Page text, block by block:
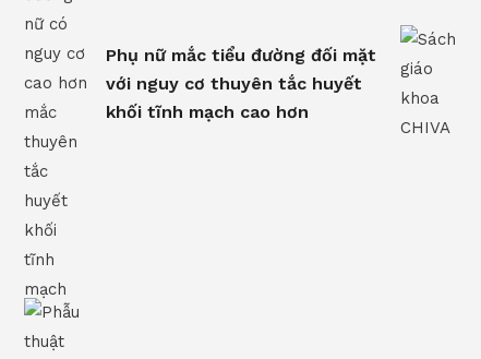
Phụ nữ mắc tiểu đường đối mặt
với nguy cơ thuyên tắc huyết
khối tĩnh mạch cao hơn